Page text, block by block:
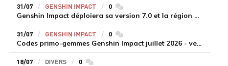
31/07 GENSHIN IMPACT 0commentaires
Genshin Impact déploiera sa version 7.0 et la région de Snezhnaya le 12 août
31/07 GENSHIN IMPACT 0commentaires
Codes primo-gemmes Genshin Impact juillet 2026 - version 7.0
18/07 DIVERS 0commentaires